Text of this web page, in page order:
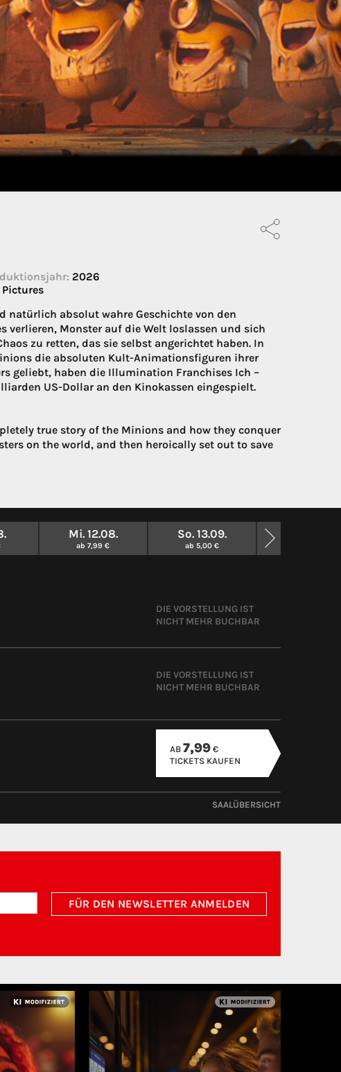
2026
natürlich absolut wahre Geschichte von den
verlieren, Monster auf die Welt loslassen und sich
zu retten, das sie selbst angerichtet haben. In
die absoluten Kult-Animationsfiguren ihrer
geliebt, haben die Illumination Franchises Ich –
US-Dollar an den Kinokassen eingespielt.
true story of the Minions and how they conquer
on the world, and then heroically set out to save
Mi. 12.08.
ab 7,99 €
So. 13.09.
ab 5,00 €
DIE VORSTELLUNG IST
NICHT MEHR BUCHBAR
DIE VORSTELLUNG IST
NICHT MEHR BUCHBAR
AB 7,99 €
TICKETS KAUFEN
SAALÜBERSICHT
FÜR DEN NEWSLETTER ANMELDEN